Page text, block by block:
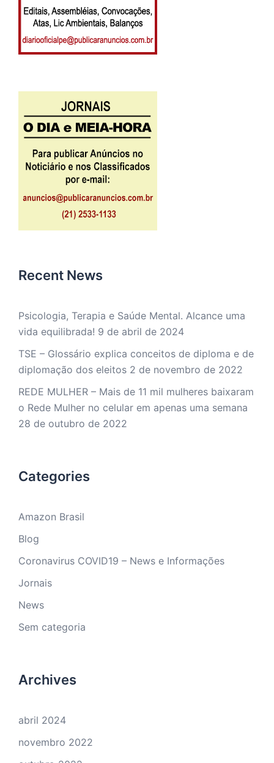
Recent News
Psicologia, Terapia e Saúde Mental. Alcance uma
vida equilibrada! 9 de abril de 2024
TSE – Glossário explica conceitos de diploma e de
diplomação dos eleitos 2 de novembro de 2022
REDE MULHER – Mais de 11 mil mulheres baixaram
o Rede Mulher no celular em apenas uma semana
28 de outubro de 2022
Categories
Amazon Brasil
Blog
Coronavirus COVID19 – News e Informações
Jornais
News
Sem categoria
Archives
abril 2024
novembro 2022